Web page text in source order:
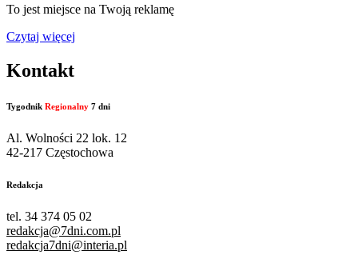
To jest miejsce na Twoją reklamę
Czytaj więcej
Kontakt
Tygodnik Regionalny 7 dni
Al. Wolności 22 lok. 12
42-217 Częstochowa
Redakcja
tel. 34 374 05 02
redakcja@7dni.com.pl
redakcja7dni@interia.pl